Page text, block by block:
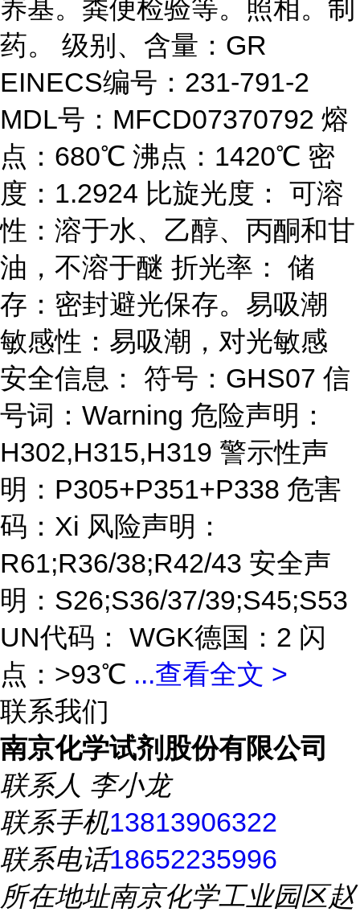
养基。粪便检验等。照相。制
药。 级别、含量：GR
EINECS编号：231-791-2
MDL号：MFCD07370792 熔
点：680℃ 沸点：1420℃ 密
度：1.2924 比旋光度： 可溶
性：溶于水、乙醇、丙酮和甘
油，不溶于醚 折光率： 储
存：密封避光保存。易吸潮
敏感性：易吸潮，对光敏感
安全信息： 符号：GHS07 信
号词：Warning 危险声明：
H302,H315,H319 警示性声
明：P305+P351+P338 危害
码：Xi 风险声明：
R61;R36/38;R42/43 安全声
明：S26;S36/37/39;S45;S53
UN代码： WGK德国：2 闪
点：>93℃ ...查看全文 >
联系我们
南京化学试剂股份有限公司
联系人 李小龙
联系手机13813906322
联系电话18652235996
所在地址南京化学工业园区赵